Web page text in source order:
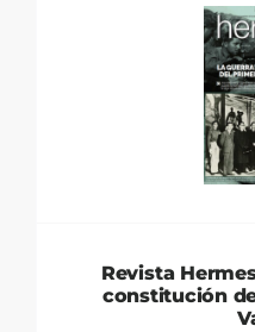
Revista
constitución